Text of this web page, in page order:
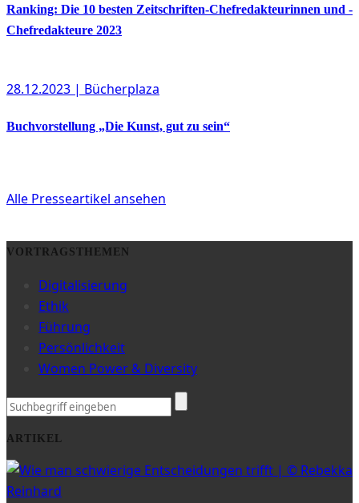
Ranking: Die 10 besten Zeitschriften-Chefredakteurinnen und -
Chefredakteure 2023
28.12.2023 | Bücherplaza
Buchvorstellung „Die Kunst, gut zu sein“
Alle Presseartikel ansehen
VORTRAGSTHEMEN
Digitalisierung
Ethik
Führung
Persönlichkeit
Women Power & Diversity
ARTIKEL